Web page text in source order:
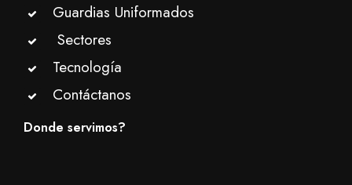
Guardias Uniformados
Sectores
Tecnología
Contáctanos
Donde servimos?